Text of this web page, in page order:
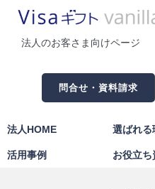
法人のお客さま向けページ
問合せ・資料請求
法人HOME 選ばれる
活用事例 お役立ち